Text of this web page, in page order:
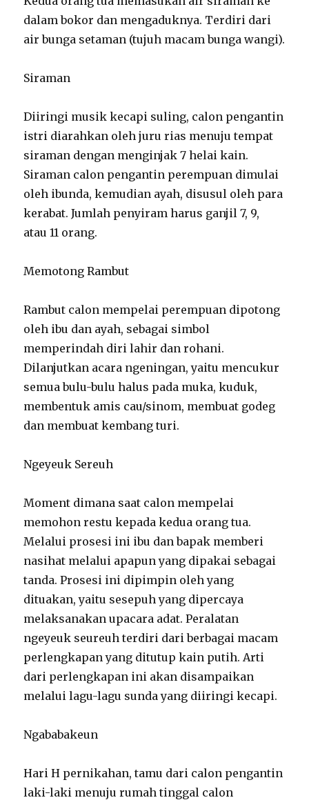
dalam bokor dan mengaduknya. Terdiri dari
air bunga setaman (tujuh macam bunga wangi).
Siraman
Diiringi musik kecapi suling, calon pengantin
istri diarahkan oleh juru rias menuju tempat
siraman dengan menginjak 7 helai kain.
Siraman calon pengantin perempuan dimulai
oleh ibunda, kemudian ayah, disusul oleh para
kerabat. Jumlah penyiram harus ganjil 7, 9,
atau 11 orang.
Memotong Rambut
Rambut calon mempelai perempuan dipotong
oleh ibu dan ayah, sebagai simbol
memperindah diri lahir dan rohani.
Dilanjutkan acara ngeningan, yaitu mencukur
semua bulu-bulu halus pada muka, kuduk,
membentuk amis cau/sinom, membuat godeg
dan membuat kembang turi.
Ngeyeuk Sereuh
Moment dimana saat calon mempelai
memohon restu kepada kedua orang tua.
Melalui prosesi ini ibu dan bapak memberi
nasihat melalui apapun yang dipakai sebagai
tanda. Prosesi ini dipimpin oleh yang
dituakan, yaitu sesepuh yang dipercaya
melaksanakan upacara adat. Peralatan
ngeyeuk seureuh terdiri dari berbagai macam
perlengkapan yang ditutup kain putih. Arti
dari perlengkapan ini akan disampaikan
melalui lagu-lagu sunda yang diiringi kecapi.
Ngababakeun
Hari H pernikahan, tamu dari calon pengantin
laki-laki menuju rumah tinggal calon